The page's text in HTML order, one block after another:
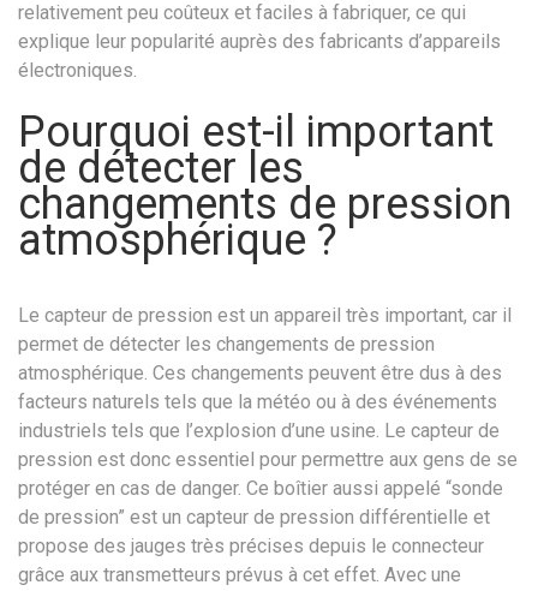
relativement peu coûteux et faciles à fabriquer, ce qui
explique leur popularité auprès des fabricants d’appareils
électroniques.
Pourquoi est-il important
de détecter les
changements de pression
atmosphérique ?
Le capteur de pression est un appareil très important, car il
permet de détecter les changements de pression
atmosphérique. Ces changements peuvent être dus à des
facteurs naturels tels que la météo ou à des événements
industriels tels que l’explosion d’une usine. Le capteur de
pression est donc essentiel pour permettre aux gens de se
protéger en cas de danger. Ce boîtier aussi appelé “sonde
de pression” est un capteur de pression différentielle et
propose des jauges très précises depuis le connecteur
grâce aux transmetteurs prévus à cet effet. Avec une